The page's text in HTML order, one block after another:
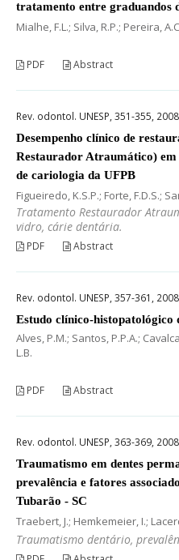
tratamento entre graduandos
Mialhe, F.L.; Silva, R.P.; Pereira,
PDF Abstract
Rev. odontol. UNESP, 351-355, 2008
Desempenho clínico de
Restaurador Atraumático) em
de cariologia da UFPB
Figueiredo, K.S.P.; Forte, F.D.S.;
Tratamento Restaurador
vidro, cárie dentária.
PDF Abstract
Rev. odontol. UNESP, 357-361, 2008
Estudo clínico-histopatológico
Alves, P.M.; Santos, P.P.A.;
L.B.
PDF Abstract
Rev. odontol. UNESP, 363-369, 2008
Traumatismo em dentes
prevalência e fatores
Tubarão - SC
Traebert, J.; Hemkemeier, I.;
Traumatismo dentário,